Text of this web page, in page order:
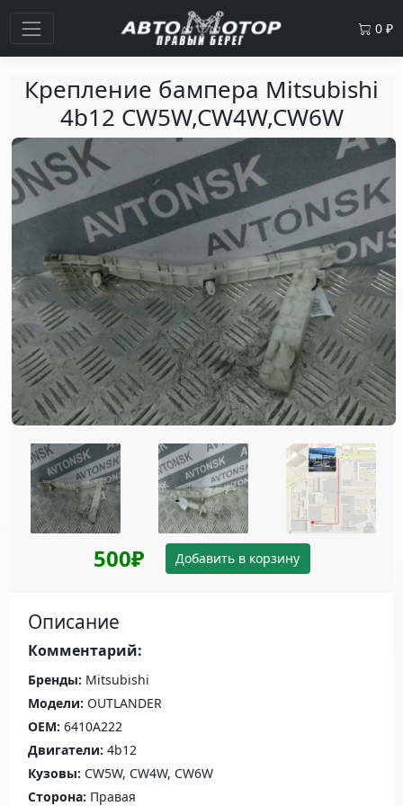
0 ₽
Крепление бампера Mitsubishi
4b12 CW5W,CW4W,CW6W
500₽ Добавить в корзину
Описание
Комментарий:
Бренды: Mitsubishi
Модели: OUTLANDER
OEM: 6410A222
Двигатели: 4b12
Кузовы: CW5W, CW4W, CW6W
Сторона: Правая